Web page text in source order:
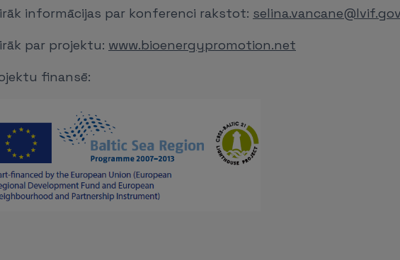
informācijas par konferenci rakstot:
par projektu: www.bioenergypromotion.net
finansē: